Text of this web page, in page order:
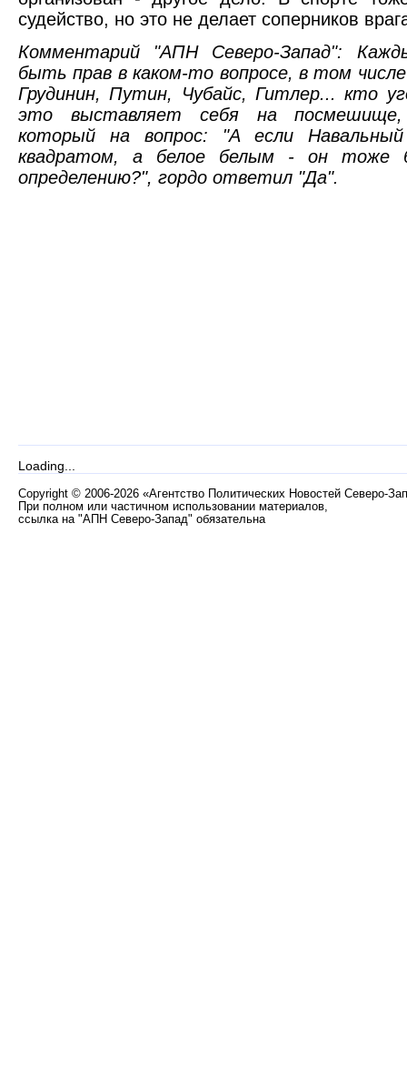
судейство, но это не делает соперников
Комментарий "АПН Северо-Запад":
быть прав в каком-то вопросе, в том
Грудинин, Путин, Чубайс, Гитлер... кто
это выставляет себя на посмешище,
который на вопрос: "А если
квадратом, а белое белым - он тоже
определению?", гордо ответил "Да".
Loading...
Copyright © 2006-2026 «Агентство Политических Новостей Северо-
При полном или частичном использовании материалов,
ссылка на "АПН Северо-Запад" обязательна